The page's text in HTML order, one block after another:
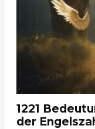
1221
der